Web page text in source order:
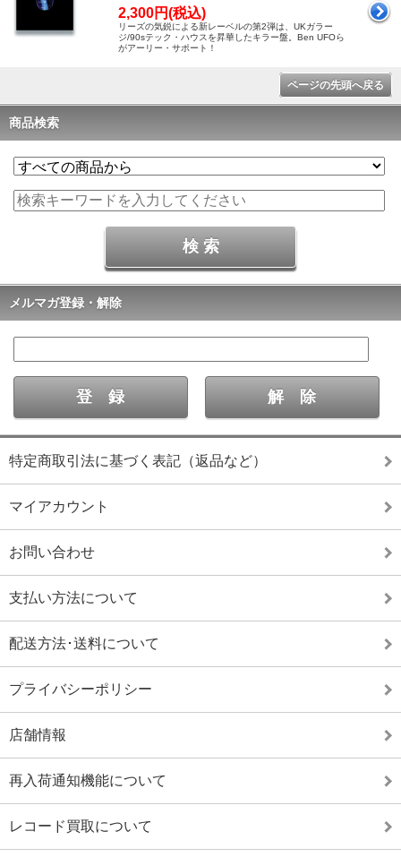
2,300円(税込)
リーズの気鋭による新レーベルの第2弾は、UKガラー
ジ/90sテック・ハウスを昇華したキラー盤。Ben UFOら
がアーリー・サポート！
ページの先頭へ戻る
商品検索
メルマガ登録・解除
特定商取引法に基づく表記（返品など）
マイアカウント
お問い合わせ
支払い方法について
配送方法･送料について
プライバシーポリシー
店舗情報
再入荷通知機能について
レコード買取について